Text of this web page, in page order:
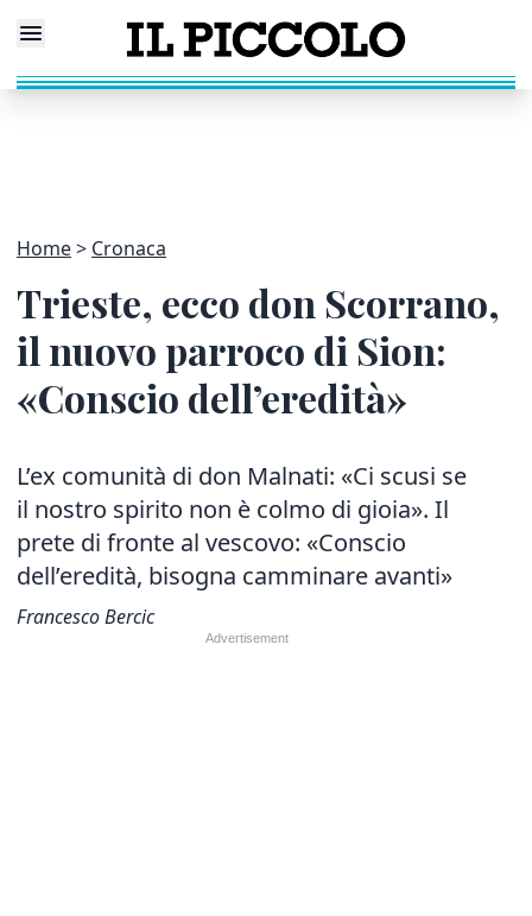
Home Cronaca
Trieste, ecco don Scorrano,
il nuovo parroco di Sion:
«Conscio dell’eredità»
L’ex comunità di don Malnati: «Ci scusi se
il nostro spirito non è colmo di gioia». Il
prete di fronte al vescovo: «Conscio
dell’eredità, bisogna camminare avanti»
Francesco Bercic